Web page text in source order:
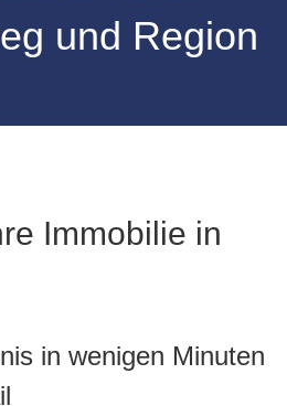
und Region
Immobilie in
in wenigen Minuten